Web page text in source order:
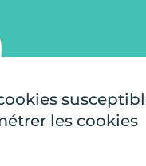
les cookies